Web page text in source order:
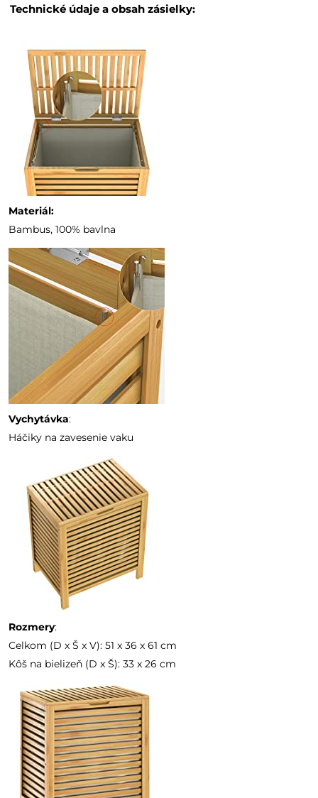
Technické údaje a obsah zásielky:
Materiál:
Bambus, 100% bavlna
Vychytávka:
Háčiky na zavesenie vaku
Rozmery:
Celkom (D x Š x V): 51 x 36 x 61 cm
Kôš na bielizeň (D x Š): 33 x 26 cm